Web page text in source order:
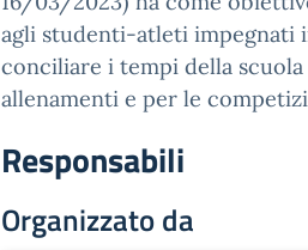
agli studenti-atleti impegnati
conciliare i tempi della
allenamenti e per le
Responsabili
Organizzato da